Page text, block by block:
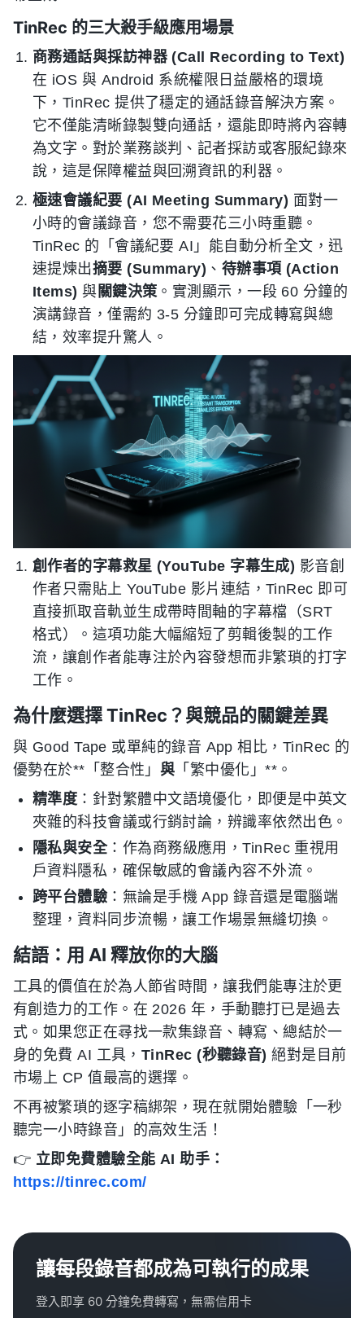
TinRec 的三大殺手級應用場景
商務通話與採訪神器 (Call Recording to Text)
在 iOS 與 Android 系統權限日益嚴格的環境
下，TinRec 提供了穩定的通話錄音解決方案。
它不僅能清晰錄製雙向通話，還能即時將內容轉
為文字。對於業務談判、記者採訪或客服紀錄來
說，這是保障權益與回溯資訊的利器。
極速會議紀要 (AI Meeting Summary) 面對一
小時的會議錄音，您不需要花三小時重聽。
TinRec 的「會議紀要 AI」能自動分析全文，迅
速提煉出摘要 (Summary) 、 待辦事項 (Action
Items) 與 關鍵決策 。實測顯示，一段 60 分鐘的
演講錄音，僅需約 3-5 分鐘即可完成轉寫與總
結，效率提升驚人。
創作者的字幕救星 (YouTube 字幕生成) 影音創
作者只需貼上 YouTube 影片連結，TinRec 即可
直接抓取音軌並生成帶時間軸的字幕檔（SRT
格式）。這項功能大幅縮短了剪輯後製的工作
流，讓創作者能專注於內容發想而非繁瑣的打字
工作。
為什麼選擇 TinRec？與競品的關鍵差異
與 Good Tape 或單純的錄音 App 相比，TinRec 的
優勢在於**「整合性」 與 「繁中優化」**。
精準度 ：針對繁體中文語境優化，即便是中英文
夾雜的科技會議或行銷討論，辨識率依然出色。
隱私與安全：作為商務級應用，TinRec 重視用
戶資料隱私，確保敏感的會議內容不外流。
跨平台體驗 ：無論是手機 App 錄音還是電腦端
整理，資料同步流暢，讓工作場景無縫切換。
結語：用 AI 釋放你的大腦
工具的價值在於為人節省時間，讓我們能專注於更
有創造力的工作。在 2026 年，手動聽打已是過去
式。如果您正在尋找一款集錄音、轉寫、總結於一
身的免費 AI 工具， TinRec (秒聽錄音) 絕對是目前
市場上 CP 值最高的選擇。
不再被繁瑣的逐字稿綁架，現在就開始體驗「一秒
聽完一小時錄音」的高效生活！
👉 立即免費體驗全能 AI 助手：
https://tinrec.com/
讓每段錄音都成為可執行的成果
登入即享 60 分鐘免費轉寫，無需信用卡